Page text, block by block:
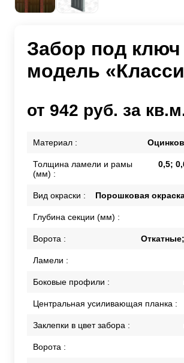
Забор под ключ
модель
от 942 руб. за
Материал :
Толщина ламели и рамы
(мм) :
0,5;
Вид окраски : Порошковая
Глубина секции (мм) :
Ворота :
Ламели :
Боковые профили :
Центральная усиливающая планка :
Заклепки в цвет забора :
Ворота :